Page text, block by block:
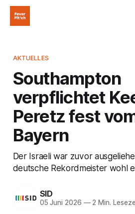
AKTUELLES
Southampton
verpflichtet
Peretz fest
Bayern
Der Israeli war zuvor
deutsche Rekordmeister wohl
SID
05 Juni 2026 —2 Min.